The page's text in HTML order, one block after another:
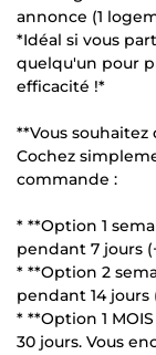
annonce (1
*Idéal si vous
quelqu'un pour
efficacité !*
**Vous
Cochez
commande :
* **Option 1
pendant 7 jours
* **Option 2
pendant 14 jours
* **Option 1
30 jours. Vous